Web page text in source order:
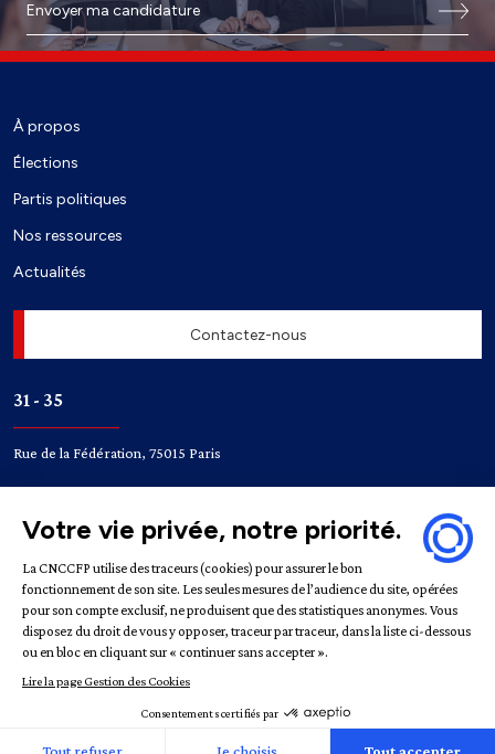
Envoyer ma candidature
À propos
Élections
Partis politiques
Nos ressources
Actualités
Contactez-nous
31 - 35
Rue de la Fédération, 75015 Paris
Bir-Hakeim Champ de Mars
Mentions légales Politique de confidentialité
Gestion des
cookies